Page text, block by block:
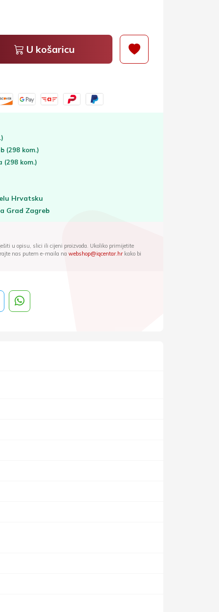
U košaricu
(298 kom.)
(298 kom.)
Hrvatsku
Grad Zagreb
u opisu, slici ili cijeni proizvoda. Ukoliko primijetite
nas putem e-maila na webshop@iqcentar.hrkako bi